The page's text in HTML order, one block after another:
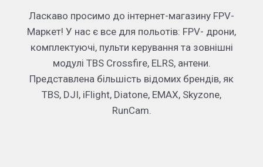
Ласкаво просимо до інтернет-магазину FPV-
Маркет! У нас є все для польотів: FPV- дрони,
комплектуючі, пульти керування та зовнішні
модулі TBS Crossfire, ELRS, антени.
Представлена більшість відомих брендів, як
TBS, DJI, iFlight, Diatone, EMAX, Skyzone,
RunCam.